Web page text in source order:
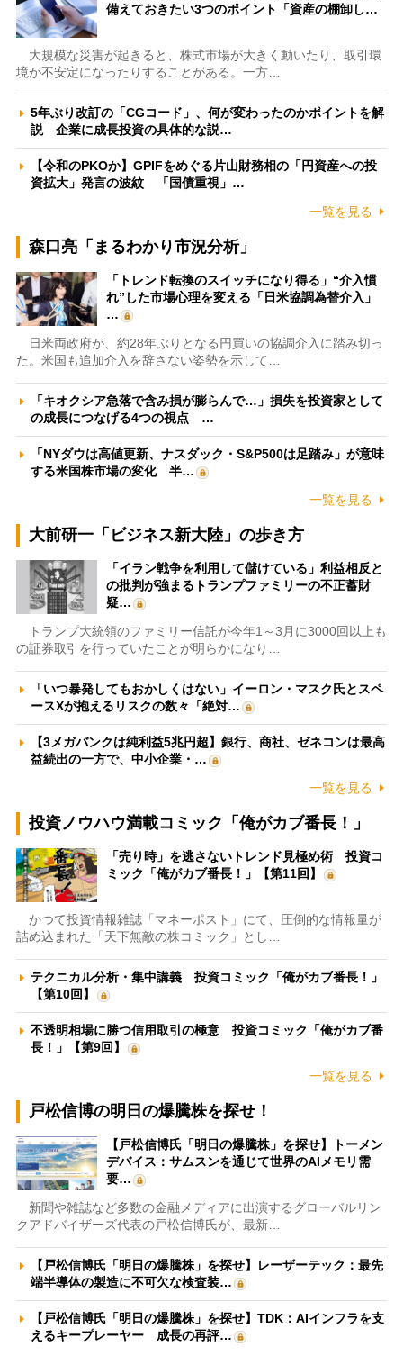
備えておきたい3つのポイント「資産の棚卸し…
大規模な災害が起きると、株式市場が大きく動いたり、取引環
境が不安定になったりすることがある。一方…
5年ぶり改訂の「CGコード」、何が変わったのかポイントを解
説 企業に成長投資の具体的な説…
【令和のPKOか】GPIFをめぐる片山財務相の「円資産への投
資拡大」発言の波紋 「国債重視」…
一覧を見る
森口亮「まるわかり市況分析」
「トレンド転換のスイッチになり得る」“介入慣
れ”した市場心理を変える「日米協調為替介入」
…
日米両政府が、約28年ぶりとなる円買いの協調介入に踏み切っ
た。米国も追加介入を辞さない姿勢を示して…
「キオクシア急落で含み損が膨らんで…」損失を投資家として
の成長につなげる4つの視点 …
「NYダウは高値更新、ナスダック・S&P500は足踏み」が意味
する米国株市場の変化 半…
一覧を見る
大前研一「ビジネス新大陸」の歩き方
「イラン戦争を利用して儲けている」利益相反と
の批判が強まるトランプファミリーの不正蓄財
疑…
トランプ大統領のファミリー信託が今年1～3月に3000回以上も
の証券取引を行っていたことが明らかになり…
「いつ暴発してもおかしくはない」イーロン・マスク氏とスペ
ースXが抱えるリスクの数々「絶対…
【3メガバンクは純利益5兆円超】銀行、商社、ゼネコンは最高
益続出の一方で、中小企業・…
一覧を見る
投資ノウハウ満載コミック「俺がカブ番長！」
「売り時」を逃さないトレンド見極め術 投資コ
ミック「俺がカブ番長！」【第11回】
かつて投資情報雑誌「マネーポスト」にて、圧倒的な情報量が
詰め込まれた「天下無敵の株コミック」とし…
テクニカル分析・集中講義 投資コミック「俺がカブ番長！」
【第10回】
不透明相場に勝つ信用取引の極意 投資コミック「俺がカブ番
長！」【第9回】
一覧を見る
戸松信博の明日の爆騰株を探せ！
【戸松信博氏「明日の爆騰株」を探せ】トーメン
デバイス：サムスンを通じて世界のAIメモリ需
要…
新聞や雑誌など多数の金融メディアに出演するグローバルリン
クアドバイザーズ代表の戸松信博氏が、最新…
【戸松信博氏「明日の爆騰株」を探せ】レーザーテック：最先
端半導体の製造に不可欠な検査装…
【戸松信博氏「明日の爆騰株」を探せ】TDK：AIインフラを支
えるキープレーヤー 成長の再評…